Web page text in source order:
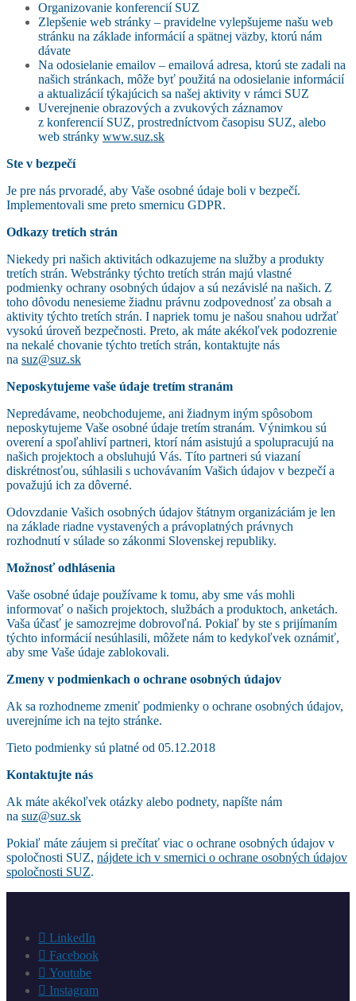
Organizovanie konferencií SUZ
Zlepšenie web stránky – pravidelne vylepšujeme našu web
stránku na základe informácií a spätnej väzby, ktorú nám
dávate
Na odosielanie emailov – emailová adresa, ktorú ste zadali na
našich stránkach, môže byť použitá na odosielanie informácií
a aktualizácií týkajúcich sa našej aktivity v rámci SUZ
Uverejnenie obrazových a zvukových záznamov
z konferencií SUZ, prostredníctvom časopisu SUZ, alebo
web stránky www.suz.sk
Ste v bezpečí
Je pre nás prvoradé, aby Vaše osobné údaje boli v bezpečí.
Implementovali sme preto smernicu GDPR.
Odkazy tretích strán
Niekedy pri našich aktivitách odkazujeme na služby a produkty
tretích strán. Webstránky týchto tretích strán majú vlastné
podmienky ochrany osobných údajov a sú nezávislé na našich. Z
toho dôvodu nenesieme žiadnu právnu zodpovednosť za obsah a
aktivity týchto tretích strán. I napriek tomu je našou snahou udržať
vysokú úroveň bezpečnosti. Preto, ak máte akékoľvek podozrenie
na nekalé chovanie týchto tretích strán, kontaktujte nás
na suz@suz.sk
Neposkytujeme vaše údaje tretím stranám
Nepredávame, neobchodujeme, ani žiadnym iným spôsobom
neposkytujeme Vaše osobné údaje tretím stranám. Výnimkou sú
overení a spoľahliví partneri, ktorí nám asistujú a spolupracujú na
našich projektoch a obsluhujú Vás. Títo partneri sú viazaní
diskrétnosťou, súhlasili s uchovávaním Vašich údajov v bezpečí a
považujú ich za dôverné.
Odovzdanie Vašich osobných údajov štátnym organizáciám je len
na základe riadne vystavených a právoplatných právnych
rozhodnutí v súlade so zákonmi Slovenskej republiky.
Možnosť odhlásenia
Vaše osobné údaje používame k tomu, aby sme vás mohli
informovať o našich projektoch, službách a produktoch, anketách.
Vaša účasť je samozrejme dobrovoľná. Pokiaľ by ste s prijímaním
týchto informácií nesúhlasili, môžete nám to kedykoľvek oznámiť,
aby sme Vaše údaje zablokovali.
Zmeny v podmienkach o ochrane osobných údajov
Ak sa rozhodneme zmeniť podmienky o ochrane osobných údajov,
uverejníme ich na tejto stránke.
Tieto podmienky sú platné od 05.12.2018
Kontaktujte nás
Ak máte akékoľvek otázky alebo podnety, napíšte nám
na suz@suz.sk
Pokiaľ máte záujem si prečítať viac o ochrane osobných údajov v
spoločnosti SUZ, nájdete ich v smernici o ochrane osobných údajov
spoločnosti SUZ.
LinkedIn
Facebook
Youtube
Instagram